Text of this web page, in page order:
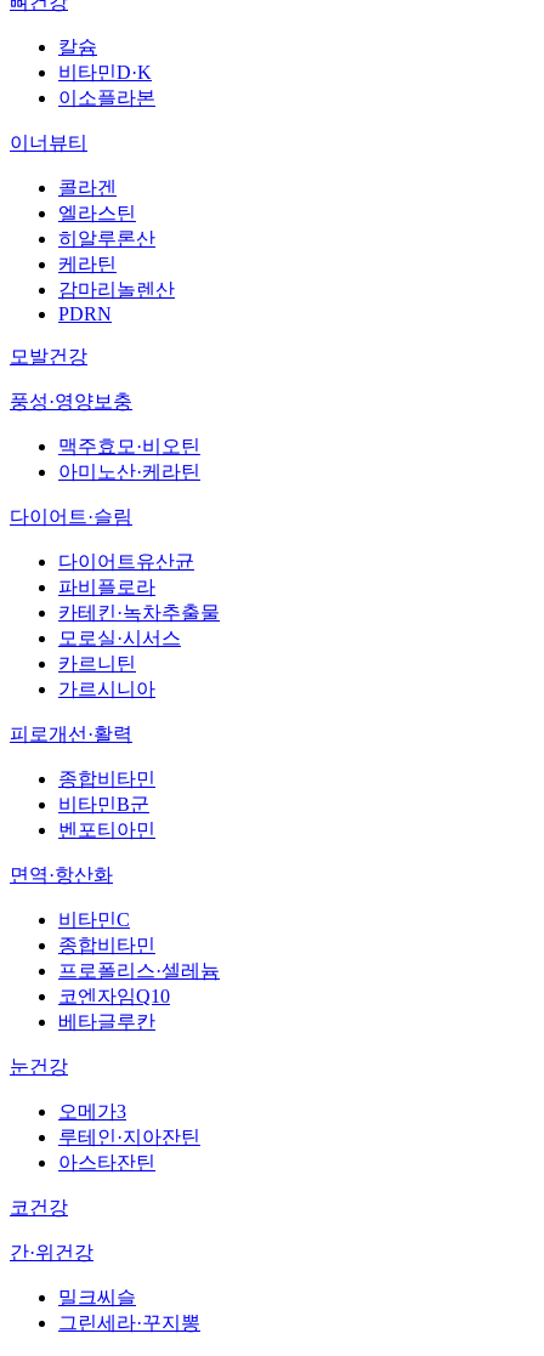
칼슘
비타민D·K
이소플라본
이너뷰티
콜라겐
엘라스틴
히알루론산
케라틴
감마리놀렌산
PDRN
모발건강
풍성·영양보충
맥주효모·비오틴
아미노산·케라틴
다이어트·슬림
다이어트유산균
파비플로라
카테킨·녹차추출물
모로실·시서스
카르니틴
가르시니아
피로개선·활력
종합비타민
비타민B군
벤포티아민
면역·항산화
비타민C
종합비타민
프로폴리스·셀레늄
코엔자임Q10
베타글루칸
눈건강
오메가3
루테인·지아잔틴
아스타잔틴
코건강
간·위건강
밀크씨슬
그린세라·꾸지뽕